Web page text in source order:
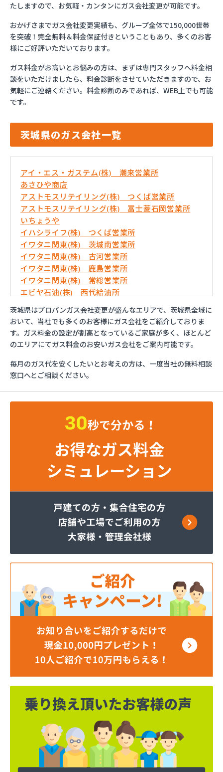
たしますので、お気軽・カンタンにガス会社変更が可能です。
おかげさまでガス会社変更実績も、グループ全体で150,000世帯
を突破！完全無料＆料金保証付きということもあり、多くのお客
様にご好評いただいております。
ガス料金がお高いとお悩みの方は、まずは専門スタッフへ料金相
談をいただけましたら、料金診断をさせていただきますので、お
気軽にご連絡ください。料金診断のみであれば、WEB上でも可能
です。
茨城県のガス会社一覧
アイ・エス・ガステム(株) 潮来営業所
あさひや商店
アストモスリテイリング(株) つくば営業所
アストモスリテイリング(株) 冨士菱石岡営業所
いちょうや
イハシライフ(株) つくば営業所
イワタニ関東(株) 茨城南営業所
イワタニ関東(株) 古河営業所
イワタニ関東(株) 鹿島営業所
イワタニ関東(株) 常総営業所
エビヤ石油(株) 西代給油所
おおくにや(株)
おんせん屋
カメイ(株) 茨城支店
かもめガス(株) つくば支店
かもめガス(株) 石岡支店
かもめガス(株) 鉾田営業所
つくばね石油(株)
つくば市谷田部農業協同組合
トヤマ商店
なめがた農機燃料(株) ガスセンター
ふじた燃料
やさと農業協同組合
よしのや石油店
リフォメックスナカヤマ(有)
磯山石油店
稲葉燃料店
茨城むつみ農業協同組合 ガス事業所
茨城屋商店
茨石商事(株)
宇田川(株) 坂東営業所
宇田川(株) 取手販売所
羽成商店
羽生商店
羽鳥商店
奥野谷浜産業(株)
横田商事(株)
岡田屋商店
岡野商店
下生燃料店
加藤石油(有)
茨城県はプロパンガス会社変更が盛んなエリアで、茨城県全域に
おいて、当社でも多くのお客様にガス会社をご紹介しておりま
す。ガス料金の設定が割高となっているご家庭が多く、ほとんど
のエリアにてガス料金のお安いガス会社をご案内可能です。
毎月のガス代を安くしたいとお考えの方は、一度当社の無料相談
窓口へとご相談ください。